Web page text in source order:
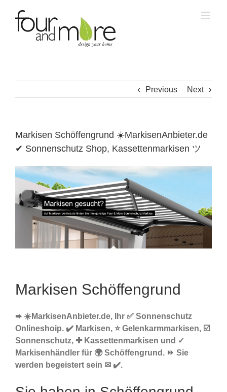
content
Previous Next
Markisen Schöffengrund ☀️MarkisenAnbieter.de
✔ Sonnenschutz Shop, Kassettenmarkisen ツ
Markisen Schöffengrund
➨ ☀️MarkisenAnbieter.de, Ihr ✅ Sonnenschutz
Onlineshoip. ✔️ Markisen, ⭐ Gelenkarmmarkisen, ☑️
Sonnenschutz, ✚ Kassettenmarkisen und ✓
Markisenhändler für 🌍 Schöffengrund. ⏩ Sie
werden begeistert sein ✉ ✔️.